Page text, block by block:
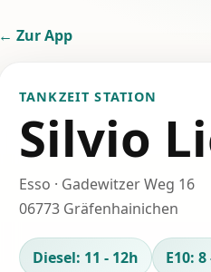
← Zur App
TANKZEIT STATION
Silvio
Esso · Gadewitzer Weg 16
06773 Gräfenhainichen
Diesel: 11 - 12h E10: